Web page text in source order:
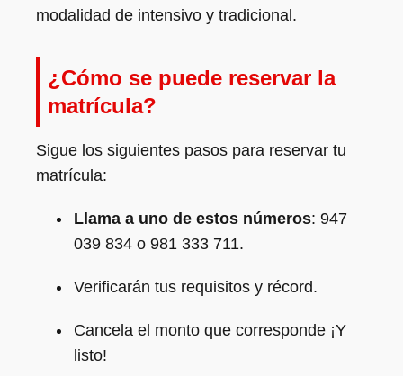
modalidad de intensivo y tradicional.
¿Cómo se puede reservar la
matrícula?
Sigue los siguientes pasos para reservar tu
matrícula:
Llama a uno de estos números: 947
039 834 o 981 333 711.
Verificarán tus requisitos y récord.
Cancela el monto que corresponde ¡Y
listo!